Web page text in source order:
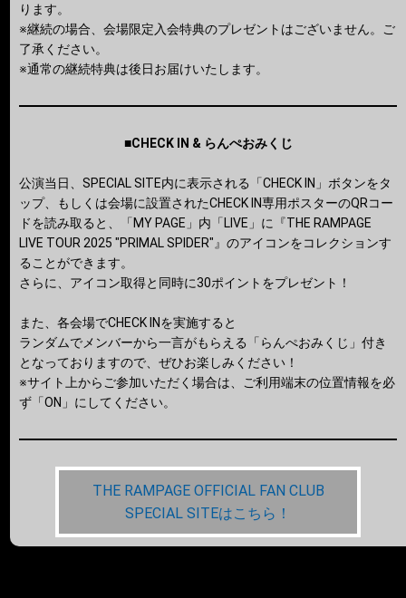
ります。
※継続の場合、会場限定入会特典のプレゼントはございません。ご
了承ください。
※通常の継続特典は後日お届けいたします。
■CHECK IN & らんぺおみくじ
公演当日、SPECIAL SITE内に表示される「CHECK IN」ボタンをタ
ップ、もしくは会場に設置されたCHECK IN専用ポスターのQRコー
ドを読み取ると、「MY PAGE」内「LIVE」に『THE RAMPAGE
LIVE TOUR 2025 "PRIMAL SPIDER"』のアイコンをコレクションす
ることができます。
さらに、アイコン取得と同時に30ポイントをプレゼント！
また、各会場でCHECK INを実施すると
ランダムでメンバーから一言がもらえる「らんぺおみくじ」付き
となっておりますので、ぜひお楽しみください！
※サイト上からご参加いただく場合は、ご利用端末の位置情報を必
ず「ON」にしてください。
THE RAMPAGE OFFICIAL FAN CLUB
SPECIAL SITEはこちら！